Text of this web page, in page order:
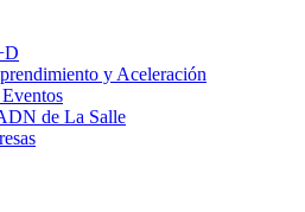
y Aceleración
de La Salle